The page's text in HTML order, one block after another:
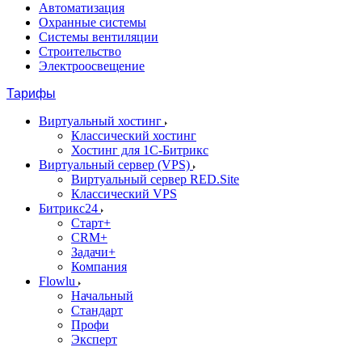
Автоматизация
Охранные системы
Системы вентиляции
Строительство
Электроосвещение
Тарифы
Виртуальный хостинг
Классический хостинг
Хостинг для 1С-Битрикс
Виртуальный сервер (VPS)
Виртуальный сервер RED.Site
Классический VPS
Битрикс24
Старт+
CRM+
Задачи+
Компания
Flowlu
Начальный
Стандарт
Профи
Эксперт